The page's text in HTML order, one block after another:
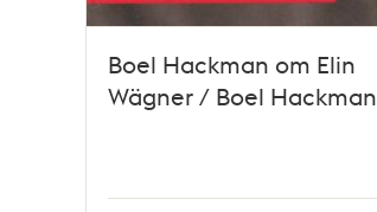
Boel Hackman om Elin
Wägner / Boel Hackman